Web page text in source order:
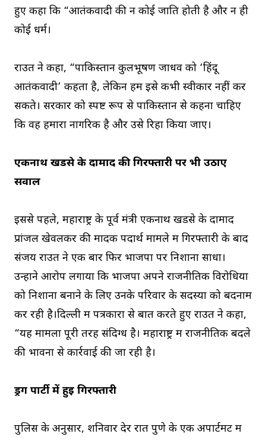
हुए कहा कि “आतंकवादी की न कोई जाति होती है और न ही
कोई धर्म।
राउत ने कहा, “पाकिस्तान कुलभूषण जाधव को ‘हिंदू
आतंकवादी’ कहता है, लेकिन हम इसे कभी स्वीकार नहीं कर
सकते। सरकार को स्पष्ट रूप से पाकिस्तान से कहना चाहिए
कि वह हमारा नागरिक है और उसे रिहा किया जाए।
एकनाथ खडसे के दामाद की गिरफ्तारी पर भी उठाए
सवाल
इससे पहले, महाराष्ट्र के पूर्व मंत्री एकनाथ खडसे के दामाद
प्रांजल खेवलकर की मादक पदार्थ मामले में गिरफ्तारी के बाद
संजय राउत ने एक बार फिर भाजपा पर निशाना साधा।
उन्होंने आरोप लगाया कि भाजपा अपने राजनीतिक विरोधियों
को निशाना बनाने के लिए उनके परिवार के सदस्यों को बदनाम
कर रही है।दिल्ली में पत्रकारों से बात करते हुए राउत ने कहा,
“यह मामला पूरी तरह संदिग्ध है। महाराष्ट्र में राजनीतिक बदले
की भावना से कार्रवाई की जा रही है।
ड्रग पार्टी में हुई गिरफ्तारी
पुलिस के अनुसार, शनिवार देर रात पुणे के एक अपार्टमेंट में